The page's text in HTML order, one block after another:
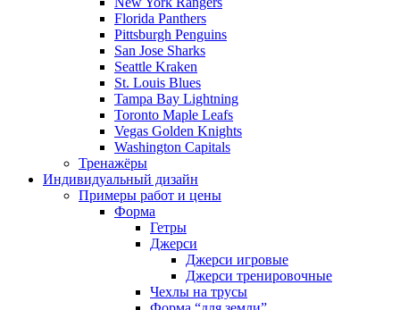
Florida Panthers
Pittsburgh Penguins
San Jose Sharks
Seattle Kraken
St. Louis Blues
Tampa Bay Lightning
Toronto Maple Leafs
Vegas Golden Knights
Washington Capitals
Тренажёры
Индивидуальный дизайн
Примеры работ и цены
Форма
Гетры
Джерси
Джерси игровые
Джерси тренировочные
Чехлы на трусы